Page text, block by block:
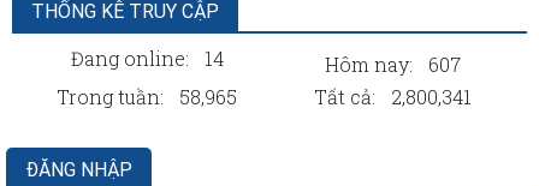
THỐNG KÊ TRUY CẬP
Đang online: 14 Hôm nay:
607
Trong tuần:
58,965 Tất cả: 2,800,341
ĐĂNG NHẬP